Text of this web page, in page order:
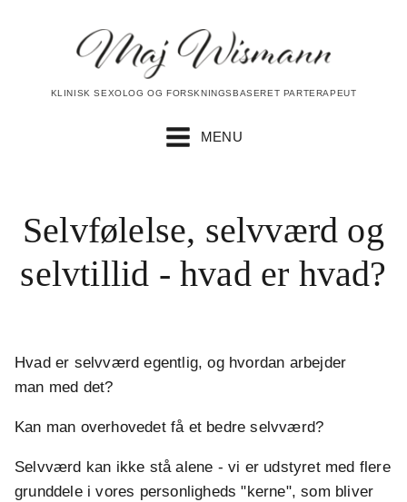
KLINISK SEXOLOG OG FORSKNINGSBASERET PARTERAPEUT
MENU
Selvfølelse, selvværd og
selvtillid - hvad er hvad?
Hvad er selvværd egentlig, og hvordan arbejder
man med det?
Kan man overhovedet få et bedre selvværd?
Selvværd kan ikke stå alene - vi er udstyret med flere
grunddele i vores personligheds "kerne", som bliver